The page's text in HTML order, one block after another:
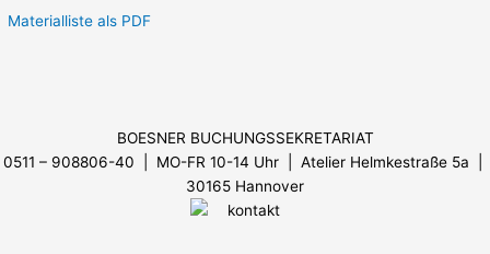
Materialliste als PDF
BOESNER BUCHUNGSSEKRETARIAT
0511 – 908806-40 | MO-FR 10-14 Uhr
| Atelier Helmkestraße 5a |
30165 Hannover